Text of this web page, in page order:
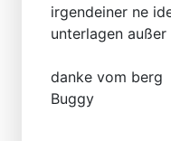
irgendeiner ne
unterlagen außer
danke vom berg
Buggy